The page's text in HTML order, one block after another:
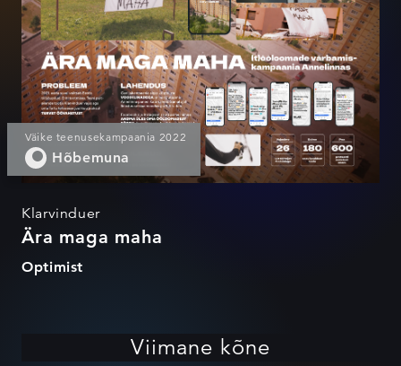
Väike teenusekampaania 2022
Hõbemuna
Klarvinduer
Ära maga maha
Optimist
Viimane kõne